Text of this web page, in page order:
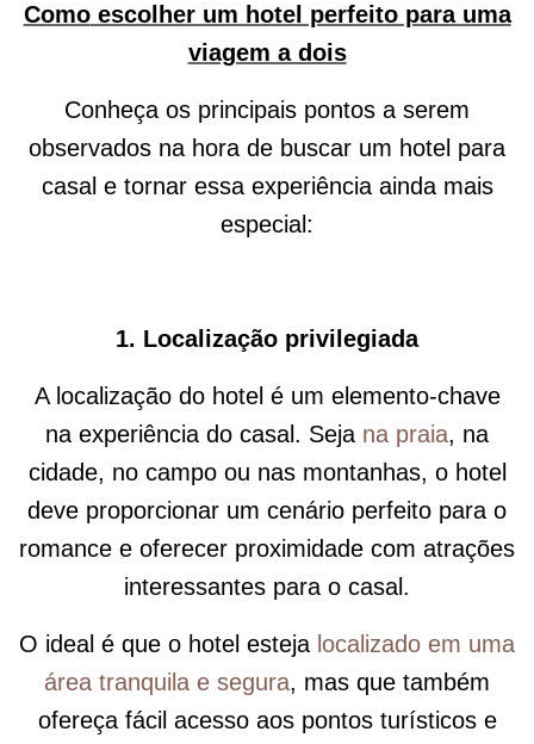
Comoescolher um hotel perfeito para uma
viagem a dois
Conheça os principais pontos a serem
observados na hora de buscar um hotel para
casal e tornar essa experiência ainda mais
especial:
1. Localização privilegiada
A localização do hotel é um elemento-chave
na experiência do casal. Seja na praia, na
cidade, no campo ou nas montanhas, o hotel
deve proporcionar um cenário perfeito para o
romance e oferecer proximidade com atrações
interessantes para o casal.
O ideal é que o hotel esteja localizado em uma
área tranquila e segura, mas que também
ofereça fácil acesso aos pontos turísticos e